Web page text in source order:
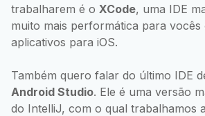
trabalharem é o XCode, uma IDE
muito mais performática para vocês
aplicativos para iOS.
Também quero falar do último IDE
Android Studio. Ele é uma versão
do IntelliJ, com o qual trabalhamos